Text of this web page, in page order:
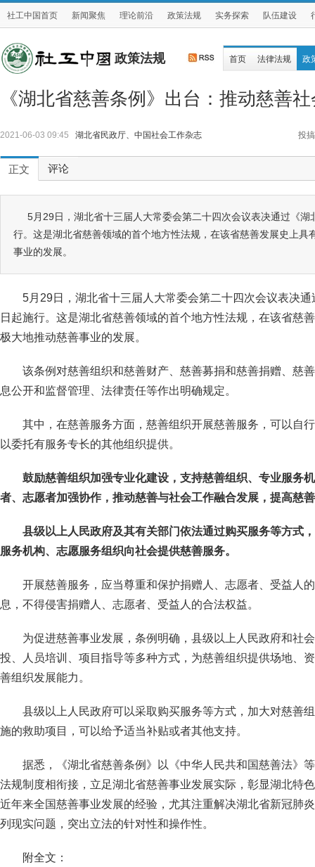
社工中国首页 新闻聚焦 理论前沿 政策法规 实务探索 队伍建设
政策法规 首页 法律法规 政
《湖北省慈善条例》出台：推动慈善
2021-06-03 09:45 湖北省民政厅、中国社会工作杂志 投搞
正文 评论
5月29日，湖北省十三届人大常委会第二十四次会议表决通过《
行。这是湖北省慈善领域的首个地方性法规，在该省慈善发展史上具
事业的发展。
5月29日，湖北省十三届人大常委会第二十四次会议表决
日起施行。这是湖北省慈善领域的首个地方性法规，在该省慈
极大地推动慈善事业的发展。
该条例对慈善组织和慈善财产、慈善募捐和慈善捐赠、慈
息公开和监督管理、法律责任等作出明确规定。
其中，在慈善服务方面，慈善组织开展慈善服务，可以自
以委托有服务专长的其他组织提供。
鼓励慈善组织加强专业化建设，支持慈善组织、专业服务
者、志愿者加强协作， 推动慈善与社会工作融合发展 ，提高慈
县级以上人民政府及其有关部门依法通过购买服务等方式
服务机构、志愿服务组织向社会提供慈善服务。
开展慈善服务，应当尊重和保护捐赠人、志愿者、受益人
息，不得侵害捐赠人、志愿者、受益人的合法权益。
为促进慈善事业发展，条例明确，县级以上人民政府和社
投、人员培训、项目指导等多种方式，为慈善组织提供场地、
善组织发展能力。
县级以上人民政府可以采取购买服务等方式，加大对慈善
施的救助项目，可以给予适当补贴或者其他支持。
据悉，《湖北省慈善条例》以《中华人民共和国慈善法》
法规制度相衔接，立足湖北省慈善事业发展实际，彰显湖北特
近年来全国慈善事业发展的经验，尤其注重解决湖北省新冠肺
列现实问题，突出立法的针对性和操作性。
附全文：